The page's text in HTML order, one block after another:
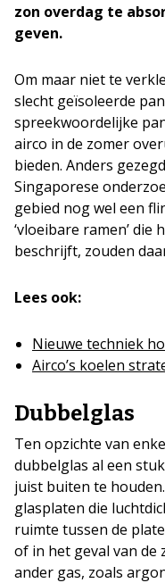
zon overdag te
geven.
Om maar niet te
slecht geïsoleerde
spreekwoordelijke
airco in de zomer
bieden. Anders
Singaporese
gebied nog wel een
‘vloeibare ramen’ die
beschrijft, zouden
Lees ook:
Nieuwe techniek
Airco’s koelen
Dubbelglas
Ten opzichte van
dubbelglas al een
juist buiten te houden.
glasplaten die
ruimte tussen de
of in het geval van de
ander gas, zoals